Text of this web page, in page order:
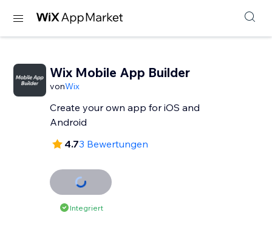
Wix Mobile App Builder
vonWix
Create your own app for iOS and
Android
4.73 Bewertungen
Integriert